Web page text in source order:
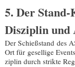
5. Der Stand-
Disziplin und
Der Schieß­stand des
Ort für gesel­li­ge
zi­plin durch strik­te